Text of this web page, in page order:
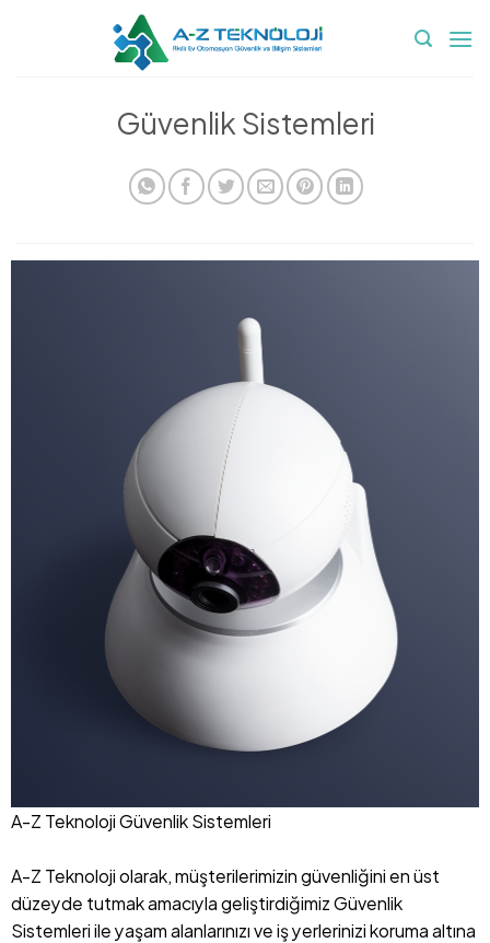
Güvenlik Sistemleri
A-Z Teknoloji Güvenlik Sistemleri
A-Z Teknoloji olarak, müşterilerimizin güvenliğini en üst
düzeyde tutmak amacıyla geliştirdiğimiz Güvenlik
Sistemleri ile yaşam alanlarınızı ve iş yerlerinizi koruma altına